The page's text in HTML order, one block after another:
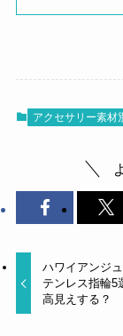
アクセサリー素材
ハワイアンジ
テンレス指輪5
高見えする？